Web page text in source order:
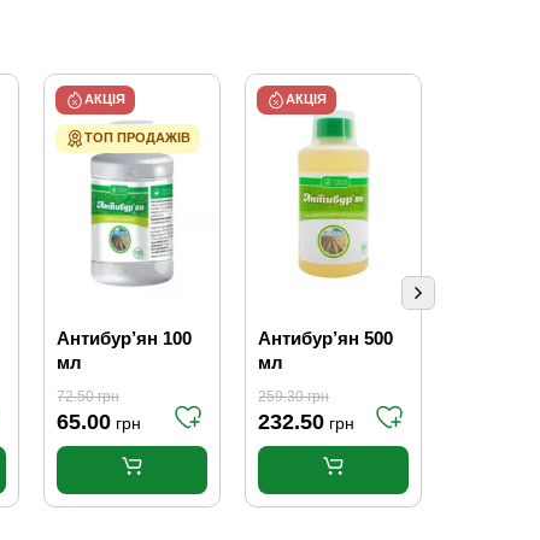
АКЦІЯ
ТОП ПРОДАЖІВ
Антибур’ян 100
мл
72.50грн
65.00 грн
АКЦІЯ
Антибур’ян 500
мл
259.30грн
232.50 грн